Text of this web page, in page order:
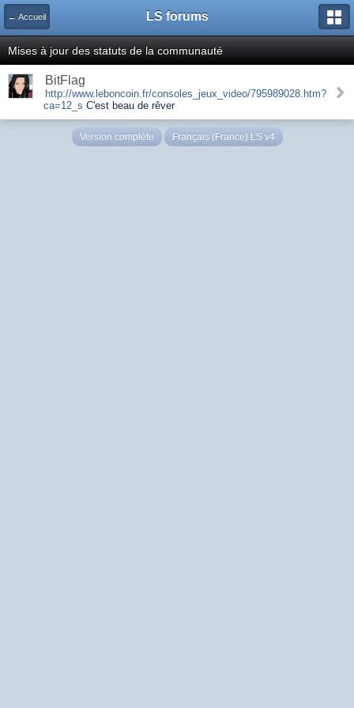
← Accueil LS forums
Mises à jour des statuts de la communauté
BitFlag
http://www.leboncoin.fr/consoles_jeux_video/795989028.htm?
ca=12_s C'est beau de rêver
Version complète Français (France) LS v4